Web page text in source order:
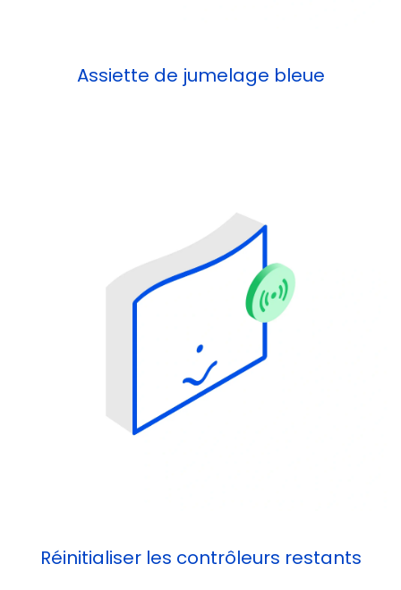
Assiette de jumelage bleue
Réinitialiser les contrôleurs restants